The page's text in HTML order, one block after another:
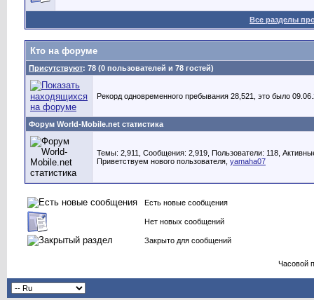
Все разделы
Кто на форуме
Присутствуют: 78 (0 пользователей и 78 гостей)
Рекорд одновременного пребывания 28,521, это было
Форум World-Mobile.net статистика
Темы: 2,911, Сообщения: 2,919, Пользователи: 118,
Приветствуем нового пользователя, yamaha07
Есть новые сообщения
Нет новых сообщений
Закрыто для сообщений
Часовой